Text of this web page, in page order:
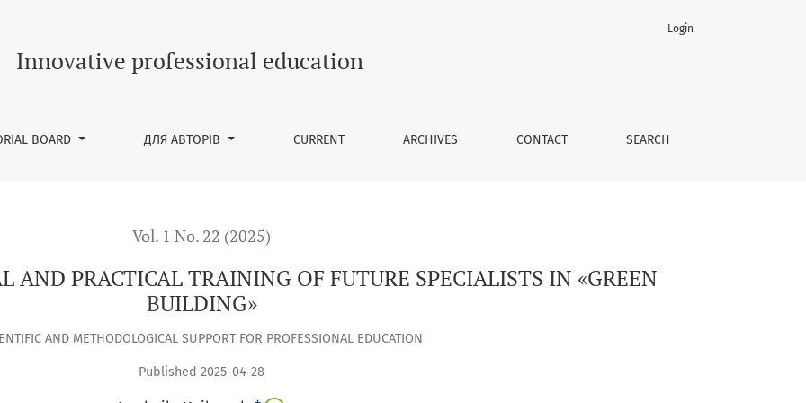
OF FUTURE SPECIALISTS IN «GREEN BUILDING»
Innovative professional education
BOARD ДЛЯ АВТОРІВ CURRENT ARCHIVES CONTACT SEARCH
Login
Vol. 1 No. 22 (2025)
AND PRACTICAL TRAINING OF FUTURE SPECIALISTS IN «GREEN
BUILDING»
AND METHODOLOGICAL SUPPORT FOR PROFESSIONAL EDUCATION
Published 2025-04-28